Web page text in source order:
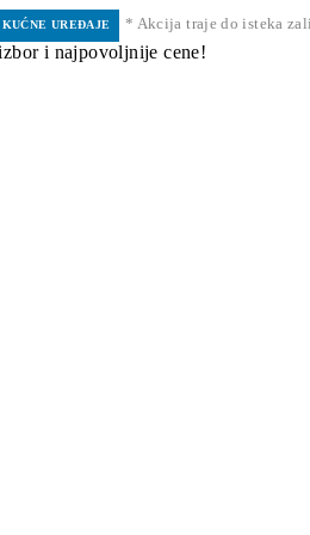
KUĆNE UREĐAJE * Akcija traje do isteka
i najpovoljnije cene!